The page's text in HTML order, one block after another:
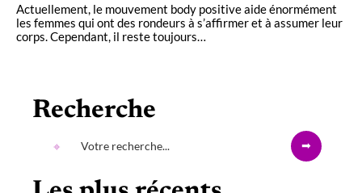
Actuellement, le mouvement body positive aide énormément
les femmes qui ont des rondeurs à s’affirmer et à assumer leur
corps. Cependant, il reste toujours
Recherche